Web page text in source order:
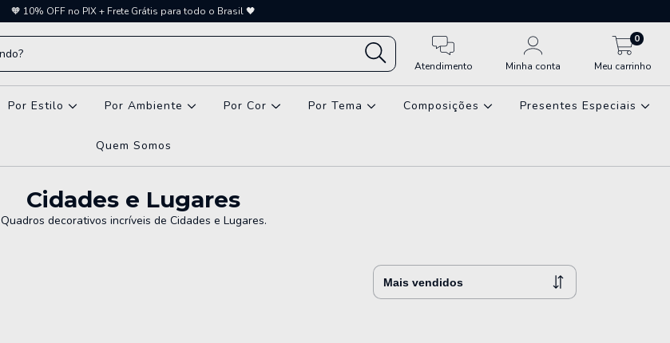
🧡 10% OFF no PIX + Frete Grátis para todo o Brasil 🖤
Atendimento Minha conta Meu carrinho
0
Por Estilo Por Ambiente Por Cor Por Tema Composições Presentes Especiais
Quem Somos
Cidades e Lugares
Quadros decorativos incríveis de Cidades e Lugares.